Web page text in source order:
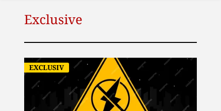
Exclusive
EXCLUSIV